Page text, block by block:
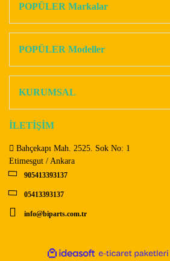
Ürün açıklamasında eksik bilgiler bulunuyor.
Bu ürüne benzer farklı alternatifler olmalı.
POPÜLER Markalar
POPÜLER Modeller
KURUMSAL
İLETİŞİM
Bahçekapı Mah. 2525. Sok No: 1
Etimesgut / Ankara
905413393137
05413393137
info@biparts.com.tr
ideasoft